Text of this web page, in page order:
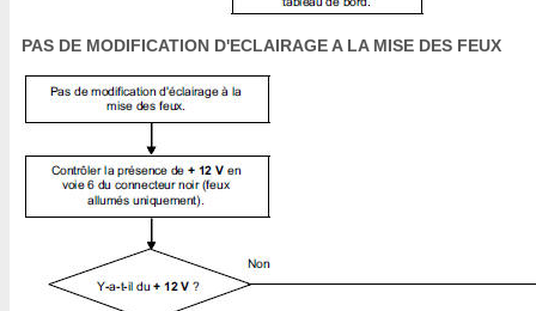
PAS DE MODIFICATION D'ECLAIRAGE A LA MISE DES FEUX